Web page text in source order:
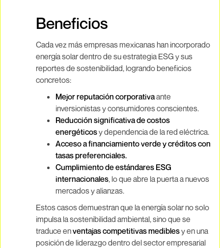
Beneficios
Cada vez más empresas mexicanas han incorporado
energía solar dentro de su estrategia ESG y sus
reportes de sostenibilidad, logrando beneficios
concretos:
Mejor reputación corporativaante
inversionistas y consumidores conscientes.
Reducción significativa de costos
energéticosy dependencia de la red eléctrica.
Acceso a financiamiento verde y créditos con
tasas preferenciales.
Cumplimiento de estándares ESG
internacionales, lo que abre la puerta a nuevos
mercados y alianzas.
Estos casos demuestran que la energía solar no solo
impulsa la sostenibilidad ambiental, sino que se
traduce enventajas competitivas mediblesy en una
posición de liderazgo dentro del sector empresarial